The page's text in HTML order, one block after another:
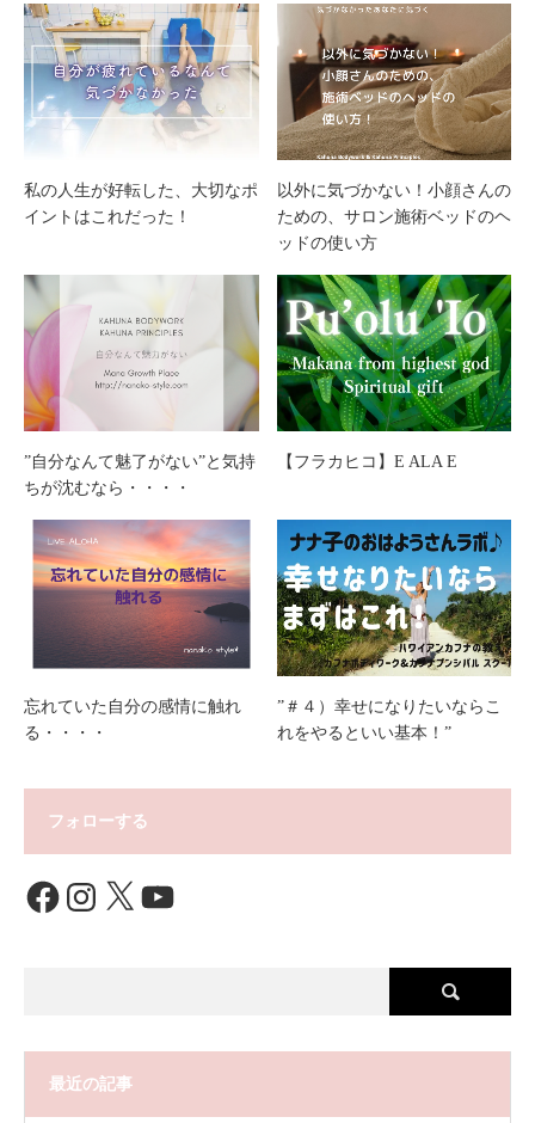
私の人生が好転した、大切なポ
イントはこれだった！
以外に気づかない！小顔さんの
ための、サロン施術ベッドのヘ
ッドの使い方
”自分なんて魅了がない”と気持
ちが沈むなら・・・・
【フラカヒコ】E ALA E
忘れていた自分の感情に触れ
る・・・・
”＃４）幸せになりたいならこ
れをやるといい基本！”
フォローする
FacebookInstagram
X YouTube
最近の記事